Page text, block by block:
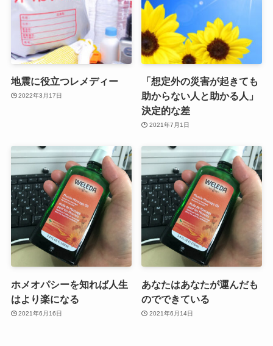
地震に役立つレメディー
2022年3月17日
「想定外の災害が起きても
助からない人と助かる人」
決定的な差
2021年7月1日
ホメオパシーを知れば人生
はより楽になる
2021年6月16日
あなたはあなたが運んだも
のでできている
2021年6月14日